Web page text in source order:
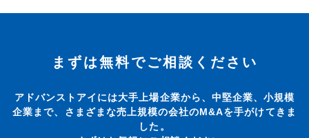
まずは無料でご相談ください
アドバンストアイには大手上場企業から、中堅企業、小規模
企業まで、さまざまな売上規模の会社のM&Aを手がけてきま
した。